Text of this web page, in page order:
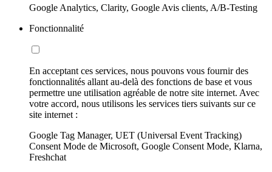
Google Analytics, Clarity, Google Avis clients, A/B-Testing
Fonctionnalité
En acceptant ces services, nous pouvons vous fournir des
fonctionnalités allant au-delà des fonctions de base et vous
permettre une utilisation agréable de notre site internet. Avec
votre accord, nous utilisons les services tiers suivants sur ce
site internet :
Google Tag Manager, UET (Universal Event Tracking)
Consent Mode de Microsoft, Google Consent Mode, Klarna,
Freshchat